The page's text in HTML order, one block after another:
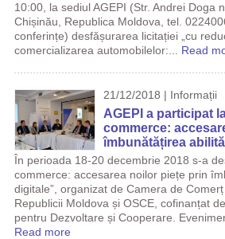
10:00, la sediul AGEPI (Str. Andrei Doga
Chișinău, Republica Moldova, tel.
conferințe) desfășurarea licitației „cu
comercializarea automobilelor:... Read
21/12/2018 | Informații
AGEPI a participat
commerce:
îmbunătățirea
În perioada 18-20 decembrie 2018 s-a
commerce: accesarea noilor piețe prin
digitale”, organizat de Camera de
Republicii Moldova și OSCE, cofinanțat
pentru Dezvoltare și Cooperare.
Read more